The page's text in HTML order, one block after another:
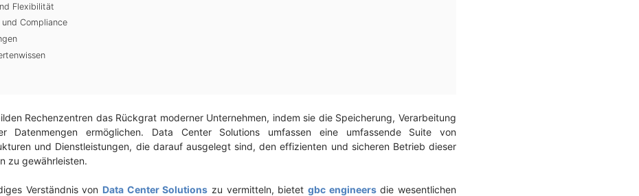
Flexibilität
Compliance
Rechenzentren das Rückgrat moderner Unternehmen, indem sie die Speicherung, Verarbeitung
Datenmengen ermöglichen. Data Center Solutions umfassen eine umfassende Suite von
und Dienstleistungen, die darauf ausgelegt sind, den effizienten und sicheren Betrieb dieser
zu gewährleisten.
Verständnis von Data Center Solutions zu vermitteln, bietetgbc engineersdie wesentlichen